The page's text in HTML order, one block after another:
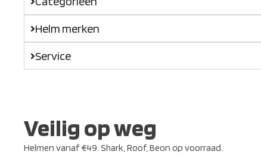
Helm merken
Service
Veilig op weg
Helmen vanaf €49. Shark, Roof, Beon op voorraad.